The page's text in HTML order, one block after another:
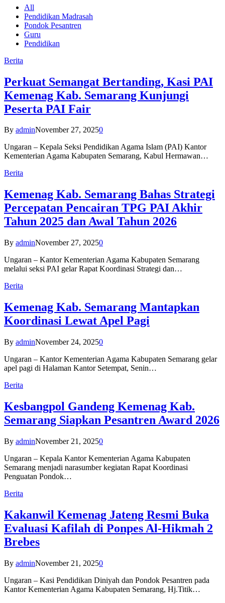
All
Pendidikan Madrasah
Pondok Pesantren
Guru
Pendidikan
Berita
Perkuat Semangat Bertanding, Kasi PAI
Kemenag Kab. Semarang Kunjungi
Peserta PAI Fair
By adminNovember 27, 20250
Ungaran – Kepala Seksi Pendidikan Agama Islam (PAI) Kantor
Kementerian Agama Kabupaten Semarang, Kabul Hermawan…
Berita
Kemenag Kab. Semarang Bahas Strategi
Percepatan Pencairan TPG PAI Akhir
Tahun 2025 dan Awal Tahun 2026
By adminNovember 27, 20250
Ungaran – Kantor Kementerian Agama Kabupaten Semarang
melalui seksi PAI gelar Rapat Koordinasi Strategi dan…
Berita
Kemenag Kab. Semarang Mantapkan
Koordinasi Lewat Apel Pagi
By adminNovember 24, 20250
Ungaran – Kantor Kementerian Agama Kabupaten Semarang gelar
apel pagi di Halaman Kantor Setempat, Senin…
Berita
Kesbangpol Gandeng Kemenag Kab.
Semarang Siapkan Pesantren Award 2026
By adminNovember 21, 20250
Ungaran – Kepala Kantor Kementerian Agama Kabupaten
Semarang menjadi narasumber kegiatan Rapat Koordinasi
Penguatan Pondok…
Berita
Kakanwil Kemenag Jateng Resmi Buka
Evaluasi Kafilah di Ponpes Al-Hikmah 2
Brebes
By adminNovember 21, 20250
Ungaran – Kasi Pendidikan Diniyah dan Pondok Pesantren pada
Kantor Kementerian Agama Kabupaten Semarang, Hj.Titik…